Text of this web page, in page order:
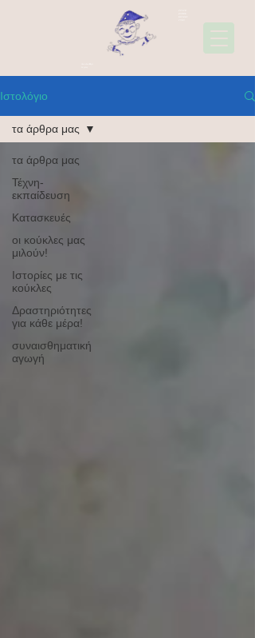
Ιστολόγιο
τα άρθρα μας
Τέχνη-
εκπαίδευση
Κατασκευές
οι κούκλες μας
μιλούν!
Ιστορίες με τις
κούκλες
Δραστηριότητες
για κάθε μέρα!
συναισθηματική
αγωγή
τα άρθρα μας